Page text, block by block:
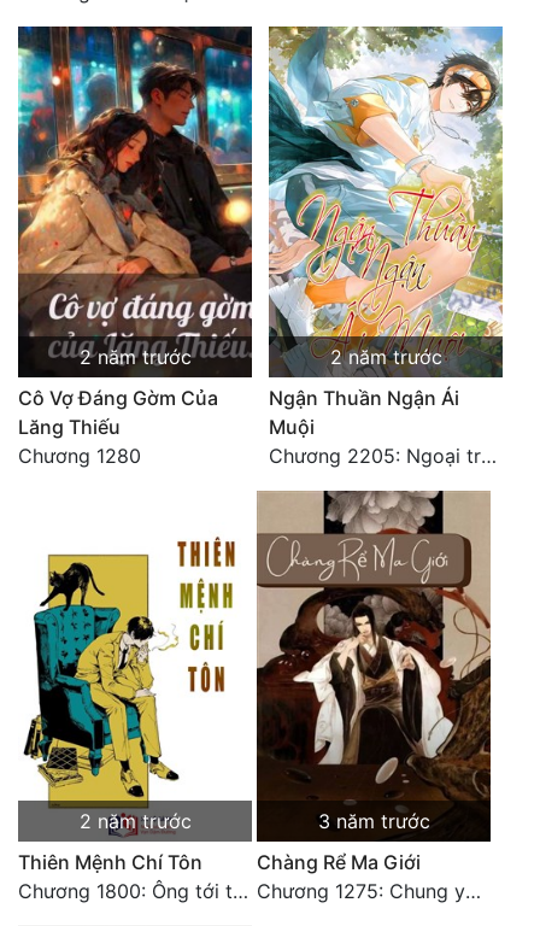
Quân Sự
Sảng Văn
Sắc
Sủng
Thanh Xuân
Tiên Hiệp
Tiểu Thuyết
Trinh Thám
Triều Đấu
Trùng Sinh
Tu Chân
Tu Tiên
Tội Phạm
Vô Địch
Võ Hiệp
Võng Du
Xuyên Không
Xuyên Nhanh
2 năm trước
Cô Vợ Đáng Gờm Của
Lăng Thiếu
Chương 1280
2 năm trước
Ngận Thuần Ngận Ái
Muội
Chương 2205: Ngoại truyện (4)
2 năm trước
Thiên Mệnh Chí Tôn
Chương 1800: Ông tới từ đâu thế
3 năm trước
Chàng Rể Ma Giới
Chương 1275: Chung yên (Hết)